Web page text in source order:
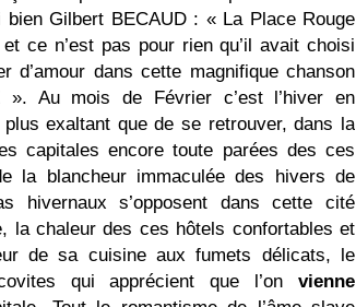
Gilbert BECAUD : « La Place Rouge
ce n’est pas pour rien qu’il avait choisi
d’amour dans cette magnifique chanson
». Au mois de Février c’est l’hiver en
exaltant que de se retrouver, dans la
capitales encore toute parées des ces
la blancheur immaculée des hivers de
hivernaux s’opposent dans cette cité
la chaleur des ces hôtels confortables et
de sa cuisine aux fumets délicats, le
qui apprécient que l’on vienne